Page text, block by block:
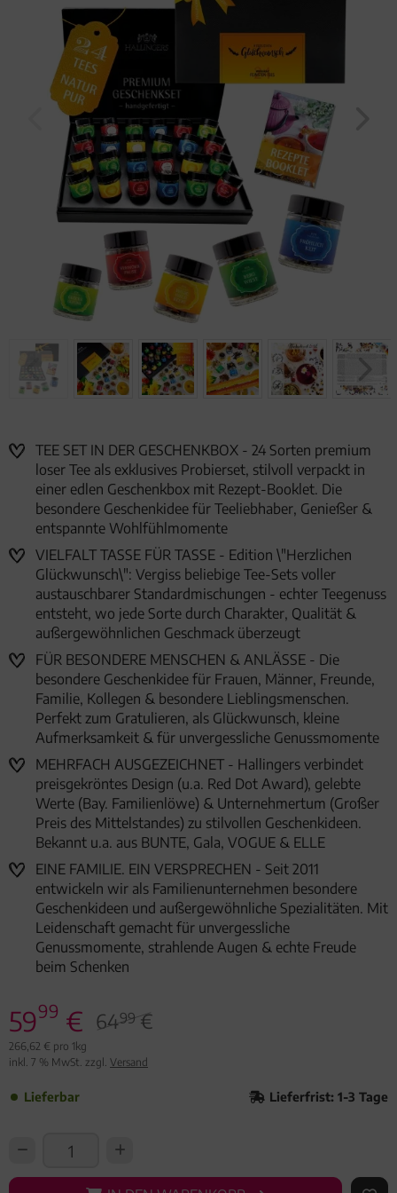
TEE SET IN DER GESCHENKBOX - 24 Sorten premium
loser Tee als exklusives Probierset, stilvoll verpackt in
einer edlen Geschenkbox mit Rezept-Booklet. Die
besondere Geschenkidee für Teeliebhaber, Genießer &
entspannte Wohlfühlmomente
VIELFALT TASSE FÜR TASSE - Edition \"Herzlichen
Glückwunsch\": Vergiss beliebige Tee-Sets voller
austauschbarer Standardmischungen - echter Teegenuss
entsteht, wo jede Sorte durch Charakter, Qualität &
außergewöhnlichen Geschmack überzeugt
FÜR BESONDERE MENSCHEN & ANLÄSSE - Die
besondere Geschenkidee für Frauen, Männer, Freunde,
Familie, Kollegen & besondere Lieblingsmenschen.
Perfekt zum Gratulieren, als Glückwunsch, kleine
Aufmerksamkeit & für unvergessliche Genussmomente
MEHRFACH AUSGEZEICHNET - Hallingers verbindet
preisgekröntes Design (u.a. Red Dot Award), gelebte
Werte (Bay. Familienlöwe) & Unternehmertum (Großer
Preis des Mittelstandes) zu stilvollen Geschenkideen.
Bekannt u.a. aus BUNTE, Gala, VOGUE & ELLE
EINE FAMILIE. EIN VERSPRECHEN - Seit 2011
entwickeln wir als Familienunternehmen besondere
Geschenkideen und außergewöhnliche Spezialitäten. Mit
Leidenschaft gemacht für unvergessliche
Genussmomente, strahlende Augen & echte Freude
beim Schenken
5999 € 6499€
266,62 € pro 1kg
inkl. 7 % MwSt. zzgl. Versand
Lieferbar Lieferfrist: 1-3 Tage
Geburtstag